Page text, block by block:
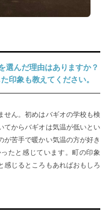
選んだ理由はありますか？
印象も教えてください。
せん。初めはバギオの学校も検
てからバギオは気温が低いとい
が苦手で暖かい気温の方が好き
たと感じています。町の印象
感じるところもあればおもしろ